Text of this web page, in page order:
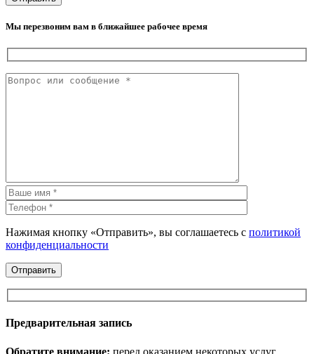
Мы перезвоним вам в ближайшее рабочее время
Нажимая кнопку «Отправить», вы соглашаетесь с политикой
конфиденциальности
Предварительная запись
Обратите внимание: перед оказанием некоторых услуг